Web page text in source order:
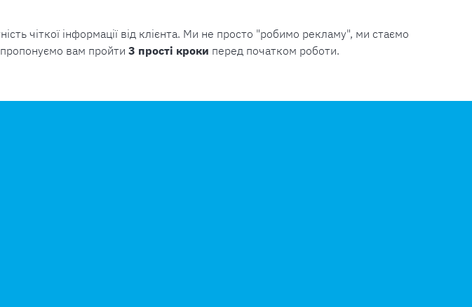
чіткої інформації від клієнта. Ми не просто "робимо рекламу", ми стаємо
вам пройти 3 прості кроки перед початком роботи.